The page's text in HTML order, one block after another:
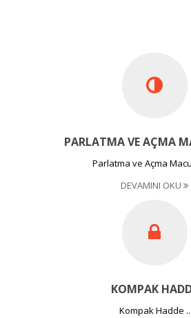
PARLATMA VE AÇMA
Parlatma ve Açma
DEVAMINI OKU
KOMPAK
Kompak Hadde ..